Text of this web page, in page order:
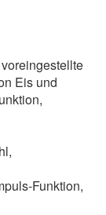
Eis und
Funktion,